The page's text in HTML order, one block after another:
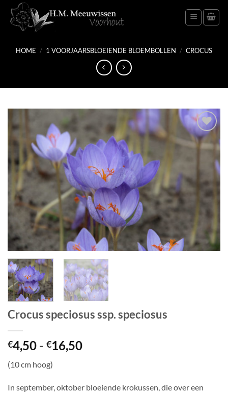
naar
inhoud
HOME / 1 VOORJAARSBLOEIENDE BLOEMBOLLEN / CROCUS
Toevoegen
aan
verlanglijst
Crocus speciosus ssp. speciosus
€4,50 - €16,50Prijsklasse:
€16,50
(10 cm hoog)
In september, oktober bloeiende krokussen, die over een